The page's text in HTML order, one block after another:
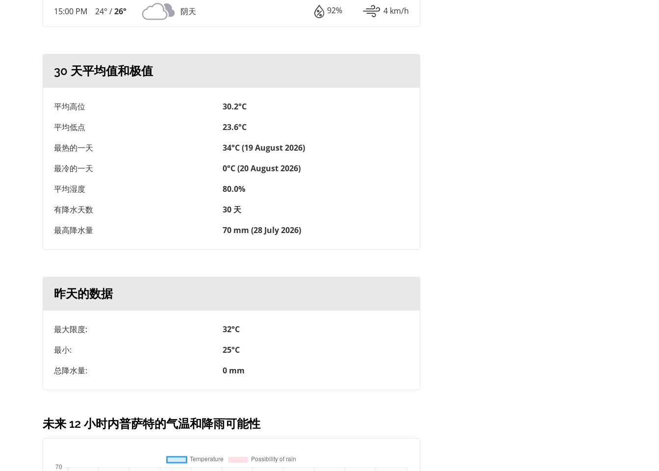
15:00 PM 24° /26° 阴天 92% 4 km/h
30 天平均值和极值
平均高位
30.2°C
平均低点
23.6°C
最热的一天
34°C (19 August 2026)
最冷的一天
0°C (20 August 2026)
平均湿度
80.0%
有降水天数
30 天
最高降水量
70 mm (28 July 2026)
昨天的数据
最大限度:
32°C
最小:
25°C
总降水量:
0 mm
未来 12 小时内普萨特的气温和降雨可能性